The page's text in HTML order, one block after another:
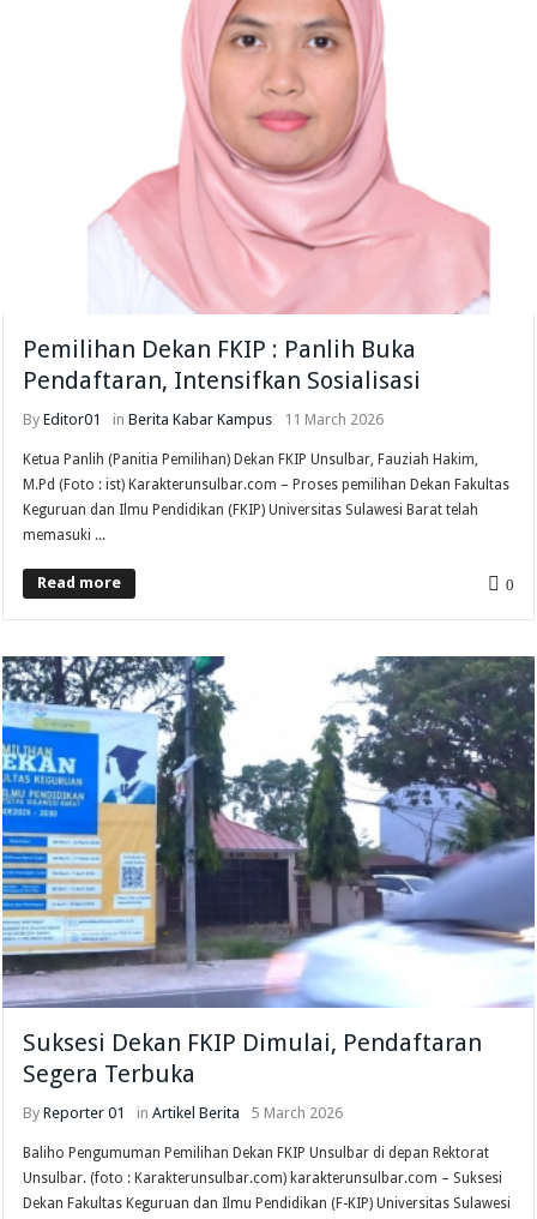
Pemilihan Dekan FKIP : Panlih Buka
Pendaftaran, Intensifkan Sosialisasi
ByEditor01 inBerita Kabar Kampus 11 March 2026
Ketua Panlih (Panitia Pemilihan) Dekan FKIP Unsulbar, Fauziah Hakim,
M.Pd (Foto : ist) Karakterunsulbar.com – Proses pemilihan Dekan Fakultas
Keguruan dan Ilmu Pendidikan (FKIP) Universitas Sulawesi Barat telah
memasuki ...
Read more 0
Suksesi Dekan FKIP Dimulai, Pendaftaran
Segera Terbuka
ByReporter 01 inArtikel Berita 5 March 2026
Baliho Pengumuman Pemilihan Dekan FKIP Unsulbar di depan Rektorat
Unsulbar. (foto : Karakterunsulbar.com) karakterunsulbar.com – Suksesi
Dekan Fakultas Keguruan dan Ilmu Pendidikan (F-KIP) Universitas Sulawesi